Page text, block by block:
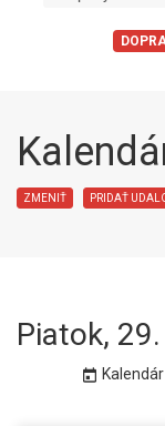
ZMENIŤ PRIDAŤ
Piatok,
Kalendár